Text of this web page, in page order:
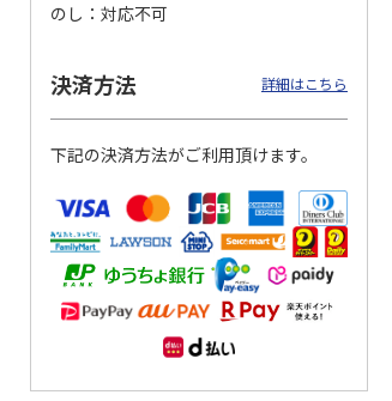
のし
対応不可
決済方法 詳細はこちら
下記の決済方法がご利用頂けます。